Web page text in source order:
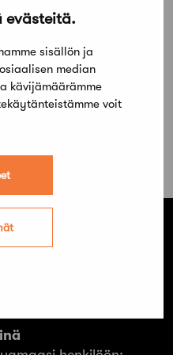
evästeitä.
sisällön ja
median
kävijämäärämme
voit
SAFA